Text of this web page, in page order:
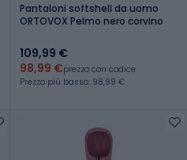
Pantaloni softshell da uomo
ORTOVOX Pelmo nero corvino
109,99 €
98,99 €prezzo con codice
Prezzo più basso: 98,99 €